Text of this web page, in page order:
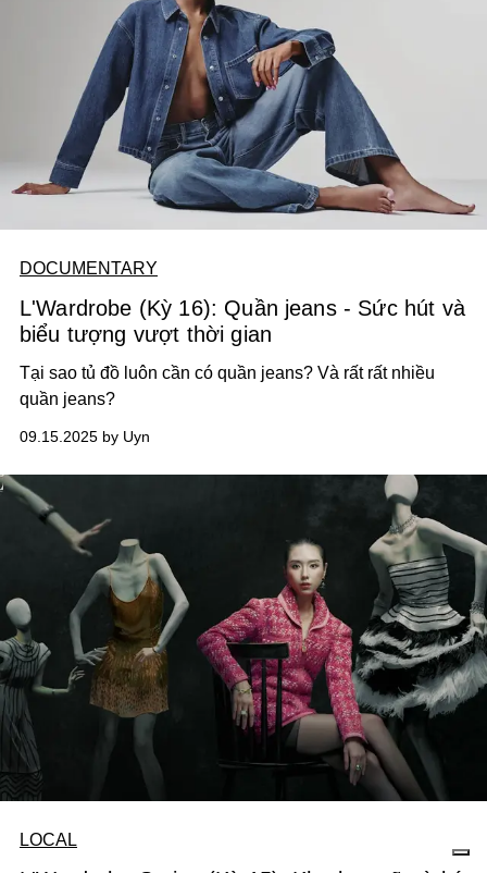
DOCUMENTARY
L'Wardrobe (Kỳ 16): Quần jeans - Sức hút và
biểu tượng vượt thời gian
Tại sao tủ đồ luôn cần có quần jeans? Và rất rất nhiều
quần jeans?
09.15.2025 by Uyn
LOCAL